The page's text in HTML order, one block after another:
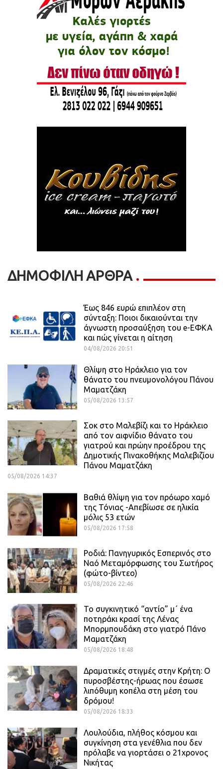
ΔΗΜΟΦΙΛΗ ΑΡΘΡΑ
Έως 846 ευρώ επιπλέον στη
σύνταξη: Ποιοι δικαιούνται την
άγνωστη προσαύξηση του e-ΕΦΚΑ
και πώς γίνεται η αίτηση
04/08/2026 20:51
Θλίψη στο Ηράκλειο για τον
θάνατο του πνευμονολόγου Πάνου
Μαματζάκη
05/08/2026 13:57
Σοκ στο Μαλεβίζι και το Ηράκλειο
από τον αιφνίδιο θάνατο του
γιατρού και πρώην προέδρου της
Δημοτικής Πινακοθήκης Μαλεβιζίου
Πάνου Μαματζάκη
05/08/2026 14:37
Βαθιά θλίψη για τον πρόωρο χαμό
της Τόνιας -Απεβίωσε σε ηλικία
μόλις 53 ετών
05/08/2026 17:58
Ροδιά: Πανηγυρικός Εσπερινός στο
Ναό Μεταμόρφωσης του Σωτήρος
(φώτο-βίντεο)
05/08/2026 22:46
Το συγκινητικό “αντίο” μ΄ ένα
ποτηράκι κρασί της Λένας
Μπορμπουδάκη στο γιατρό Πάνο
Μαματζάκη
05/08/2026 18:48
Δραματικές στιγμές στην Κρήτη: Ο
πυροσβέστης-ήρωας που έσωσε
λιπόθυμη κοπέλα στη μέση του
δρόμου!
05/08/2026 18:33
Λουλούδια, πλήθος κόσμου και
συγκίνηση στα γενέθλια που δεν
πρόλαβε να γιορτάσει ο 21χρονος
Νικήτας